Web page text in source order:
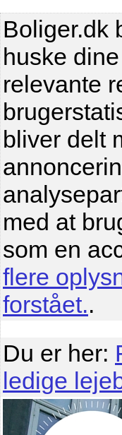
Boliger.dk
huske
relevante
bliver delt
med at
som en
flere
forstået..
Du er her:
ledige